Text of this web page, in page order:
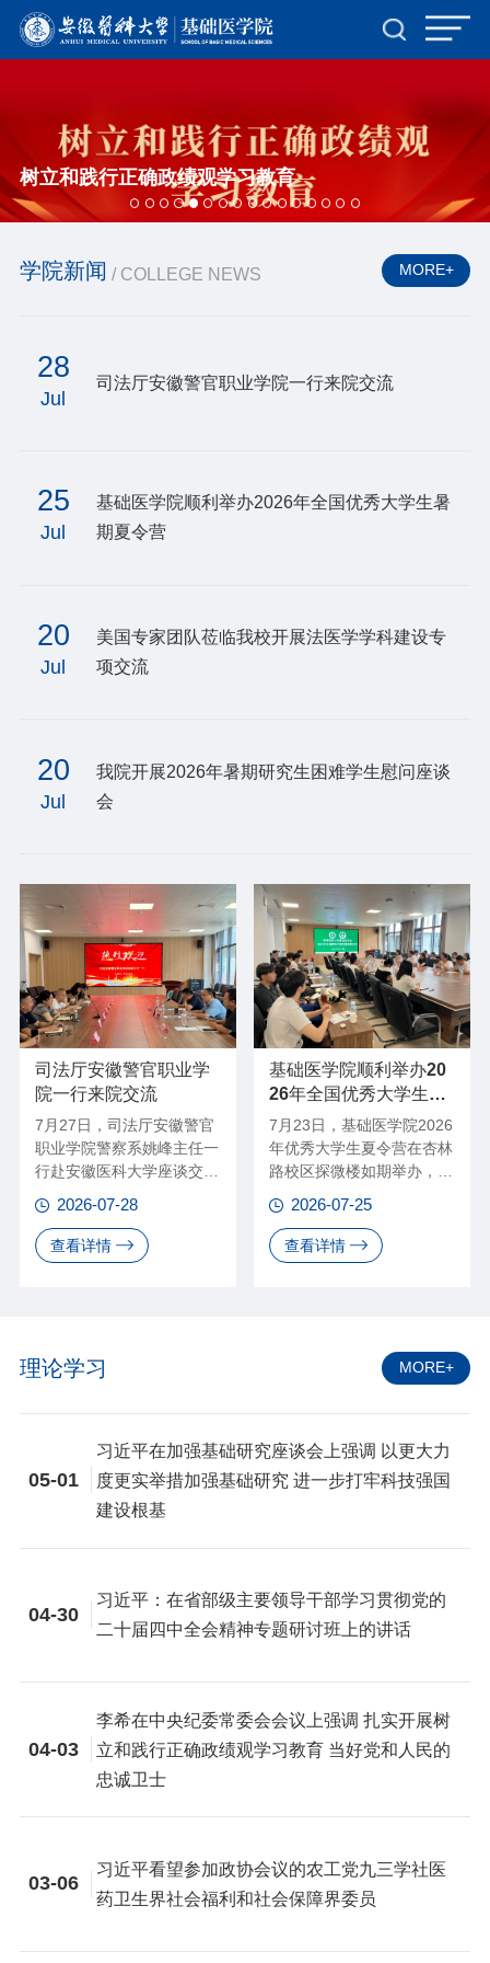
树立和践行正确政绩观学习教育
学院新闻 / COLLEGE NEWS MORE+
28
Jul
司法厅安徽警官职业学院一行来院交流
25
Jul
基础医学院顺利举办2026年全国优秀大学生暑
期夏令营
20
Jul
美国专家团队莅临我校开展法医学学科建设专
项交流
20
Jul
我院开展2026年暑期研究生困难学生慰问座谈
会
司法厅安徽警官职业学
院一行来院交流
7月27日，司法厅安徽警官
职业学院警察系姚峰主任一
行赴安徽医科大学座谈交
流，学院党委副书记、法医
学系主任冯利杰和法医学系
部分教师参加会议。
2026-07-28
查看详情
基础医学院顺利举办20
26年全国优秀大学生暑
期夏令营
7月23日，基础医学院2026
年优秀大学生夏令营在杏林
路校区探微楼如期举办，各
地优秀本科生齐聚校园，共
探“研路”。
2026-07-25
查看详情
理论学习 MORE+
05-01
习近平在加强基础研究座谈会上强调 以更大力
度更实举措加强基础研究 进一步打牢科技强国
建设根基
04-30
习近平：在省部级主要领导干部学习贯彻党的
二十届四中全会精神专题研讨班上的讲话
04-03
李希在中央纪委常委会会议上强调 扎实开展树
立和践行正确政绩观学习教育 当好党和人民的
忠诚卫士
03-06
习近平看望参加政协会议的农工党九三学社医
药卫生界社会福利和社会保障界委员